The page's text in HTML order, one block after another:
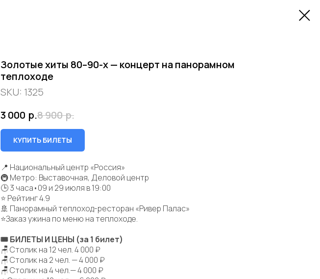
Золотые хиты 80–90-х — концерт на панорамном
теплоходе
SKU: 1325
3 000 р.8 900 р.
КУПИТЬ БИЛЕТЫ
📍 Национальный центр «Россия»
🚇 Метро: Выставочная, Деловой центр
🕒 3 часа•09 и 29 июля в 19:00
⭐ Рейтинг 4.9
🚢 Панорамный теплоход-ресторан «Ривер Палас»
⭐Заказ ужина по меню на теплоходе.
🎟 БИЛЕТЫ И ЦЕНЫ (за 1 билет)
🪑 Столик на 12 чел. 4 000 ₽
🪑 Столик на 2 чел. — 4 000 ₽
🪑 Столик на 4 чел.— 4 000 ₽